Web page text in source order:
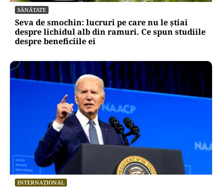
SĂNĂTATE
Seva de smochin: lucruri pe care nu le știai
despre lichidul alb din ramuri. Ce spun studiile
despre beneficiile ei
INTERNAȚIONAL